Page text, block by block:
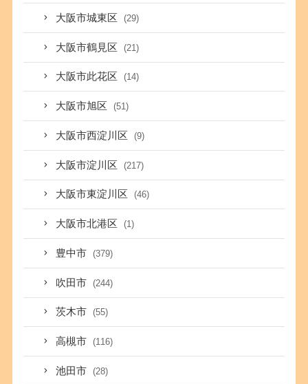
大阪市城東区 (29)
大阪市鶴見区 (21)
大阪市此花区 (14)
大阪市旭区 (51)
大阪市西淀川区 (9)
大阪市淀川区 (217)
大阪市東淀川区 (46)
大阪市北港区 (1)
豊中市 (379)
吹田市 (244)
茨木市 (55)
高槻市 (116)
池田市 (28)